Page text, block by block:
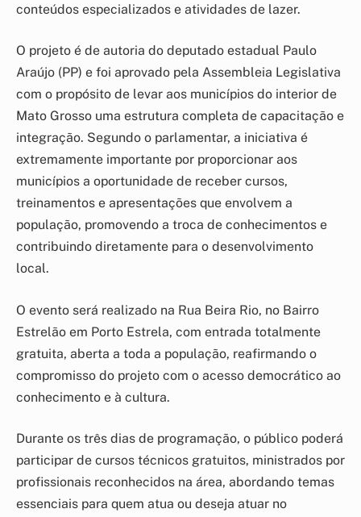
conteúdos especializados e atividades de lazer.
O projeto é de autoria do deputado estadual Paulo
Araújo (PP) e foi aprovado pela Assembleia Legislativa
com o propósito de levar aos municípios do interior de
Mato Grosso uma estrutura completa de capacitação e
integração. Segundo o parlamentar, a iniciativa é
extremamente importante por proporcionar aos
municípios a oportunidade de receber cursos,
treinamentos e apresentações que envolvem a
população, promovendo a troca de conhecimentos e
contribuindo diretamente para o desenvolvimento
local.
O evento será realizado na Rua Beira Rio, no Bairro
Estrelão em Porto Estrela, com entrada totalmente
gratuita, aberta a toda a população, reafirmando o
compromisso do projeto com o acesso democrático ao
conhecimento e à cultura.
Durante os três dias de programação, o público poderá
participar de cursos técnicos gratuitos, ministrados por
profissionais reconhecidos na área, abordando temas
essenciais para quem atua ou deseja atuar no